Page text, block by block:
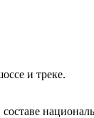
и треке.